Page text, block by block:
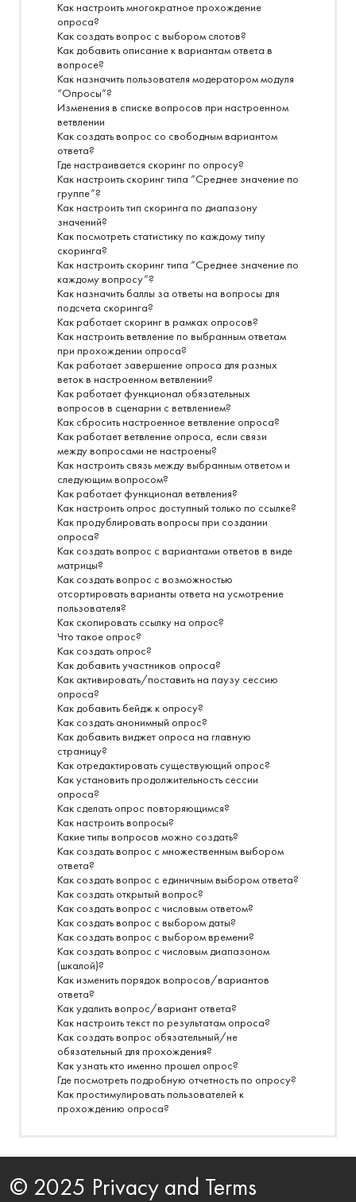
Как настроить многократное прохождение
опроса?
Как создать вопрос с выбором слотов?
Как добавить описание к вариантам ответа в
вопросе?
Как назначить пользователя модератором модуля
“Опросы”?
Изменения в списке вопросов при настроенном
ветвлении
Как создать вопрос со свободным вариантом
ответа?
Где настраивается скоринг по опросу?
Как настроить скоринг типа “Среднее значение по
группе”?
Как настроить тип скоринга по диапазону
значений?
Как посмотреть статистику по каждому типу
скоринга?
Как настроить скоринг типа “Среднее значение по
каждому вопросу”?
Как назначить баллы за ответы на вопросы для
подсчета скоринга?
Как работает скоринг в рамках опросов?
Как настроить ветвление по выбранным ответам
при прохождении опроса?
Как работает завершение опроса для разных
веток в настроенном ветвлении?
Как работает функционал обязательных
вопросов в сценарии с ветвлением?
Как сбросить настроенное ветвление опроса?
Как работает ветвление опроса, если связи
между вопросами не настроены?
Как настроить связь между выбранным ответом и
следующим вопросом?
Как работает функционал ветвления?
Как настроить опрос доступный только по ссылке?
Как продублировать вопросы при создании
опроса?
Как создать вопрос с вариантами ответов в виде
матрицы?
Как создать вопрос с возможностью
отсортировать варианты ответа на усмотрение
пользователя?
Как скопировать ссылку на опрос?
Что такое опрос?
Как создать опрос?
Как добавить участников опроса?
Как активировать/поставить на паузу сессию
опроса?
Как добавить бейдж к опросу?
Как создать анонимный опрос?
Как добавить виджет опроса на главную
страницу?
Как отредактировать существующий опрос?
Как установить продолжительность сессии
опроса?
Как сделать опрос повторяющимся?
Как настроить вопросы?
Какие типы вопросов можно создать?
Как создать вопрос с множественным выбором
ответа?
Как создать вопрос с единичным выбором ответа?
Как создать открытый вопрос?
Как создать вопрос с числовым ответом?
Как создать вопрос с выбором даты?
Как создать вопрос с выбором времени?
Как создать вопрос с числовым диапазоном
(шкалой)?
Как изменить порядок вопросов/вариантов
ответа?
Как удалить вопрос/вариант ответа?
Как настроить текст по результатам опроса?
Как создать вопрос обязательный/не
обязательный для прохождения?
Как узнать кто именно прошел опрос?
Где посмотреть подробную отчетность по опросу?
Как простимулировать пользователей к
прохождению опроса?
© 2025 Privacy and Terms